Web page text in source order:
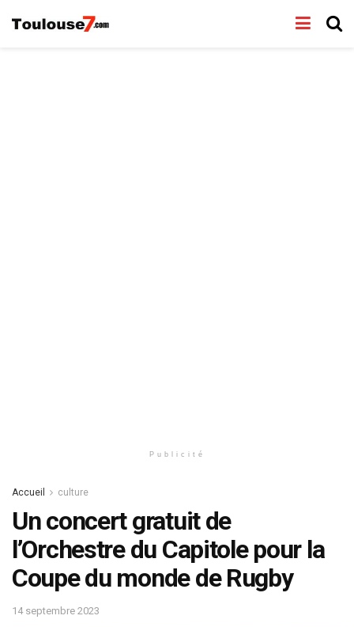
Publicité
Accueil culture
Un concert gratuit de
l’Orchestre du Capitole pour la
Coupe du monde de Rugby
14 septembre 2023